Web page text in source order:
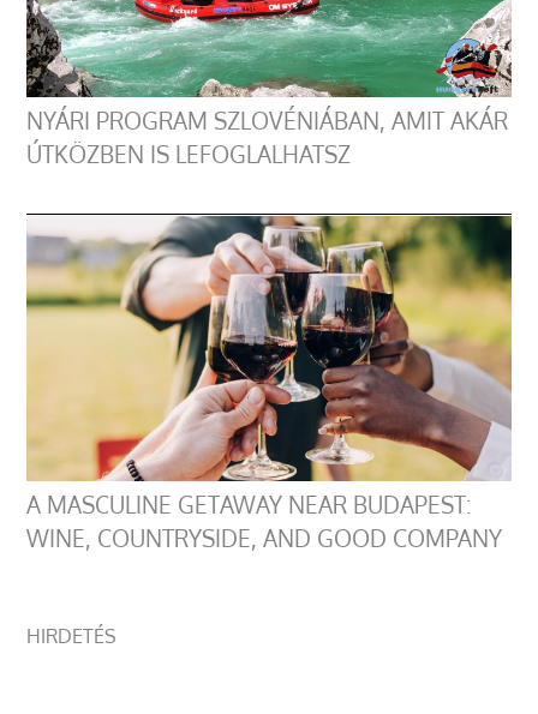
NYÁRI PROGRAM SZLOVÉNIÁBAN, AMIT AKÁR
ÚTKÖZBEN IS LEFOGLALHATSZ
A MASCULINE GETAWAY NEAR BUDAPEST:
WINE, COUNTRYSIDE, AND GOOD COMPANY
HIRDETÉS